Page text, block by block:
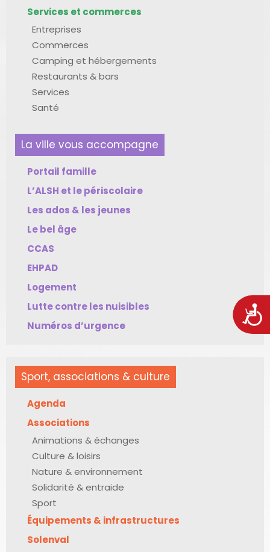
Services et commerces
Entreprises
Commerces
Camping et hébergements
Restaurants & bars
Services
Santé
La ville vous accompagne
Portail famille
L’ALSH et le périscolaire
Les ados & les jeunes
Le bel âge
CCAS
EHPAD
Logement
Lutte contre les nuisibles
Numéros d’urgence
Sport, associations & culture
Agenda
Associations
Animations & échanges
Culture & loisirs
Nature & environnement
Solidarité & entraide
Sport
Équipements & infrastructures
Solenval